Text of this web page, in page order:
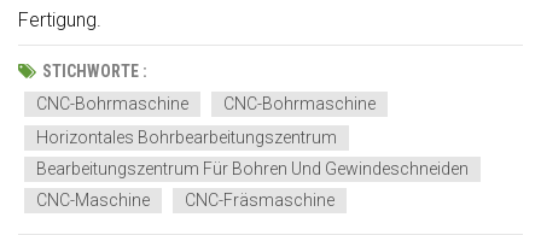
Fertigung.
STICHWORTE :
CNC-Bohrmaschine
CNC-Bohrmaschine
Horizontales Bohrbearbeitungszentrum
Bearbeitungszentrum Für Bohren Und Gewindeschneiden
CNC-Maschine
CNC-Fräsmaschine